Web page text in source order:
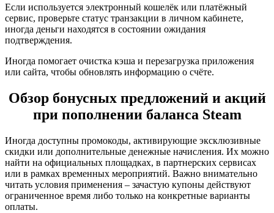
Если используется электронный кошелёк или платёжный
сервис, проверьте статус транзакции в личном кабинете,
иногда деньги находятся в состоянии ожидания
подтверждения.
Иногда помогает очистка кэша и перезагрузка приложения
или сайта, чтобы обновлять информацию о счёте.
Обзор бонусных предложений и акций
при пополнении баланса Steam
Иногда доступны промокоды, активирующие эксклюзивные
скидки или дополнительные денежные начисления. Их можно
найти на официальных площадках, в партнерских сервисах
или в рамках временных мероприятий. Важно внимательно
читать условия применения – зачастую купоны действуют
ограниченное время либо только на конкретные варианты
оплаты.